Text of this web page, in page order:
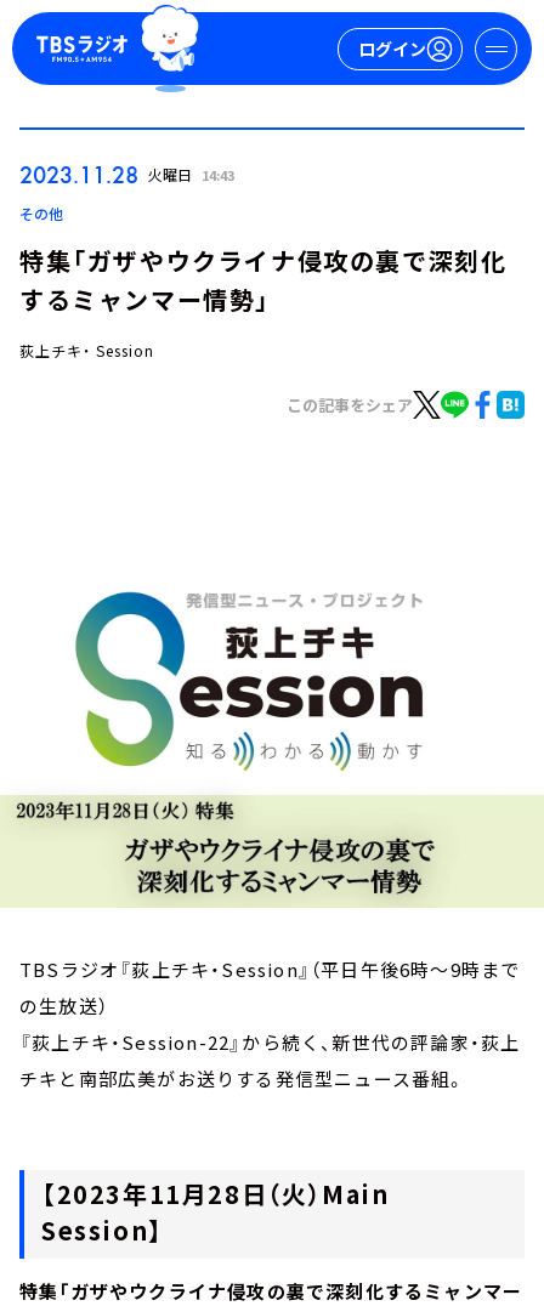
ログイン
イベント・グッズ
YouTube
会社情報
2023.11.28 火曜日 14:43
その他
特集「ガザやウクライナ侵攻の裏で深刻化
するミャンマー情勢」
荻上チキ・ Session
この記事をシェア
TBSラジオ『荻上チキ・Session』（平日午後6時～9時まで
の生放送）
『荻上チキ・Session-22』から続く、新世代の評論家・荻上
チキと南部広美がお送りする発信型ニュース番組。
【2023年11月28日（火）Main
Session】
特集「ガザやウクライナ侵攻の裏で深刻化するミャンマー